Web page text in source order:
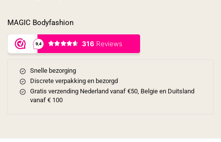
MAGIC Bodyfashion
Snelle bezorging
Discrete verpakking en bezorgd
Gratis verzending Nederland vanaf €50, Belgie en Duitsland
vanaf € 100